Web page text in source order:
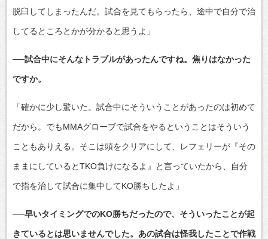
脱臼してしまったんだ。試合を見てもらったら、途中で自分で治
してるところとかが分かると思うよ」
──試合中にそんなトラブルがあったんですね。焦りはなかった
ですか。
「確かに少し驚いた。試合中にそういうことがあったのは初めて
だから。でもMMAグローブで試合をやるということはそういう
こともありえる。そこは頭をクリアにして、レフェリーが『その
ままにしているとTKO負けになるよ』と言っていたから、自分
で指を治して試合に集中してKO勝ちしたよ」
──早いタイミングでのKO勝ちだったので、そういったことが起
きているとは思いませんでした。あの試合は怪我したことで作戦